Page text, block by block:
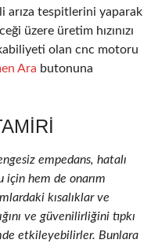
arıza tespitlerini yaparak
üzere üretim hızınızı
olan cnc motoru
Ara butonuna
empedans, hatalı
için hem de onarım
kısalıklar ve
ve güvenilirliğini tıpkı
etkileyebilirler. Bunlara